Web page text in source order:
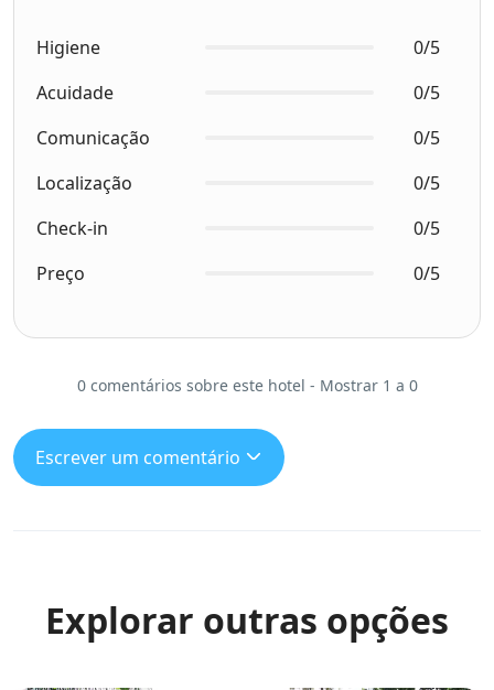
Higiene
0/5
Acuidade
0/5
Comunicação
0/5
Localização
0/5
Check-in
0/5
Preço
0/5
0 comentários sobre este hotel - Mostrar 1 a 0
Escrever um comentário
Explorar outras opções